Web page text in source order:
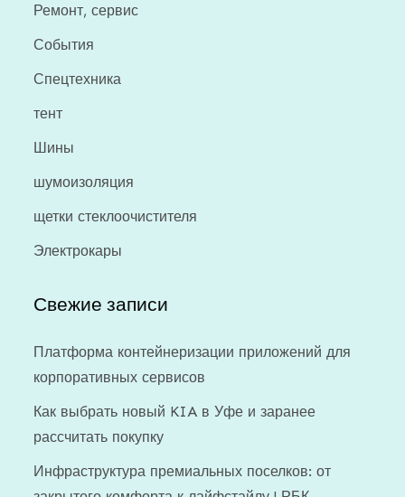
Ремонт, сервис
События
Спецтехника
тент
Шины
шумоизоляция
щетки стеклоочистителя
Электрокары
Свежие записи
Платформа контейнеризации приложений для
корпоративных сервисов
Как выбрать новый KIA в Уфе и заранее
рассчитать покупку
Инфраструктура премиальных поселков: от